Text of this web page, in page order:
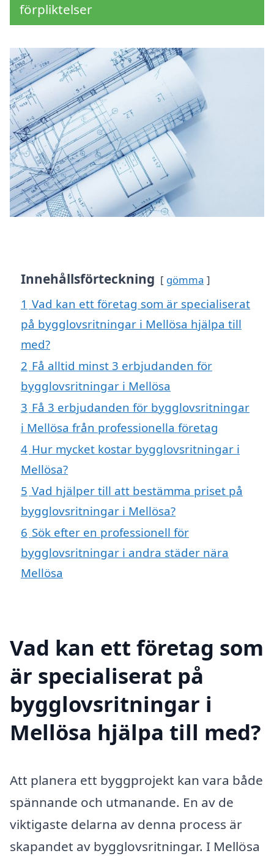
förpliktelser
Innehållsförteckning gömma
1 Vad kan ett företag som är specialiserat
på bygglovsritningar i Mellösa hjälpa till
med?
2 Få alltid minst 3 erbjudanden för
bygglovsritningar i Mellösa
3 Få 3 erbjudanden för bygglovsritningar
i Mellösa från professionella företag
4 Hur mycket kostar bygglovsritningar i
Mellösa?
5 Vad hjälper till att bestämma priset på
bygglovsritningar i Mellösa?
6 Sök efter en professionell för
bygglovsritningar i andra städer nära
Mellösa
Vad kan ett företag som
är specialiserat på
bygglovsritningar i
Mellösa hjälpa till med?
Att planera ett byggprojekt kan vara både
spännande och utmanande. En av de
viktigaste delarna av denna process är
skapandet av bygglovsritningar. I Mellösa